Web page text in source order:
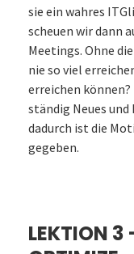
sie ein wahres
scheuen wir dann
Meetings. Ohne
nie so viel
erreichen
ständig Neues
dadurch ist die
gegeben.
LEKTION 3